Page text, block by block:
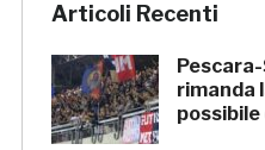
Articoli Recenti
rimanda